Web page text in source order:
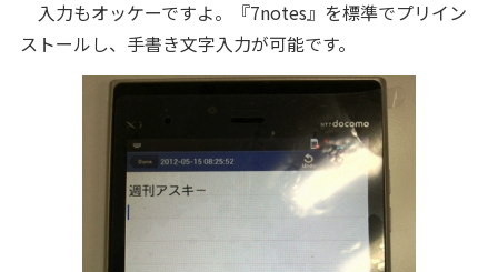
入力もオッケーですよ。『7notes』を標準でプリイン
ストールし、手書き文字入力が可能です。